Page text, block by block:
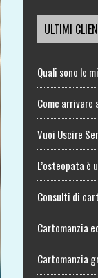
ULTIMI
Quali sono le
Come arrivare
Vuoi Uscire
L’osteopata è
Consulti di
Cartomanzia
Cartomanzia